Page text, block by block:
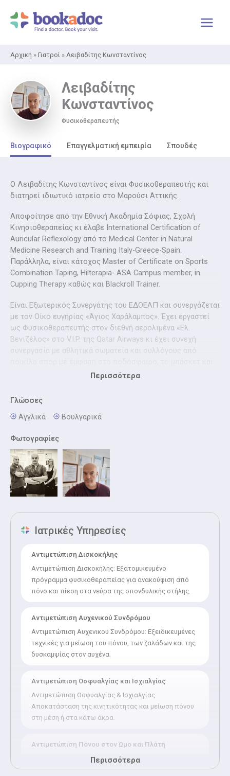
στο
περιεχόμενο
Αρχική » Γιατροί » Λειβαδίτης Κωνσταντίνος
Λειβαδίτης
Κωνσταντίνος
Φυσικοθεραπευτής
Βιογραφικό Επαγγελματική εμπειρία Σπουδές
Ο Λειβαδίτης Κωνσταντίνος είναι Φυσικοθεραπευτής και
διατηρεί ιδιωτικό ιατρείο στο Μαρούσι Αττικής.
Αποφοίτησε από την Εθνική Ακαδημία Σόφιας, Σχολή
Κινησιοθεραπείας κι έλαβε International Certification of
Auricular Reflexology από το Medical Center in Natural
Medicine Research and Training Italy-Greece-Spain.
Παράλληλα, είναι κάτοχος Master of Certificate on Sports
Combination Taping, Hilterapia- ASA Campus member, in
Cupping Therapy καθώς και Blackroll Trainer.
Είναι Εξωτερικός Συνεργάτης του ΕΔΟΕΑΠ και συνεργάζεται
με τον Οίκο ευγηρίας «Άγιος Χαράλαμπος». Έχει εργαστεί
ως Φυσικοθεραπευτής στον διεθνή αερολιμένα «Ελ.
Βενιζέλος» στο V.I.P. της Qatar Airways κι έχει συνεχή
συνεργασία με αθλητικά σωματεία και συλλόγους από
το βόλεϊ (ΠΑΕ Ολυμπιακός, Ακάδημος F.C., Μελίσσια F.C.,
Α.Σ. Νίκη Αμαρουσίου, Μαρούσι F.C.).
Επιπλέον, έχει συνεργαστεί με την Κεντρική Κλινική Αθηνών
Τέλος, από το 1999 έχει παρακολουθήσει πλήθος
σεμιναρίων στην Ελλάδα και το εξωτερικό, αναφορικά με τη
λειτουργία – δυσλειτουργία – αποκατάσταση του μυϊκού
συστήματος, την αξιολόγηση και αποκατάσταση παθήσεων
του άνω άκρου, τις σύγχρονες τάσεις και προοπτικές στη
Περισσότερα
Γλώσσες
Αγγλικά
Βουλγαρικά
Φωτογραφίες
Ιατρικές Υπηρεσίες
Αντιμετώπιση Δισκοκήλης
Αντιμετώπιση Δισκοκήλης: Εξατομικευμένο
πρόγραμμα φυσικοθεραπείας για ανακούφιση από
πόνο και πίεση στα νεύρα της σπονδυλικής στήλης.
Αντιμετώπιση Αυχενικού Συνδρόμου
Αντιμετώπιση Αυχενικού Συνδρόμου: Εξειδικευμένες
τεχνικές για μείωση του πόνου, των ζαλάδων και της
δυσκαμψίας στον αυχένα.
Αντιμετώπιση Οσφυαλγίας και Ισχιαλγίας
Αντιμετώπιση Οσφυαλγίας & Ισχιαλγίας:
Αποκατάσταση της κινητικότητας και μείωση πόνου
στη μέση ή στα κάτω άκρα.
Αντιμετώπιση Πόνου στον Ώμο και Πλάτη
Αντιμετώπιση Πόνου στον Ώμο & Πλάτη: Ανακούφιση
από τενοντίτιδες, μυϊκούς σπασμούς και δυσκαμψία
Περισσότερα